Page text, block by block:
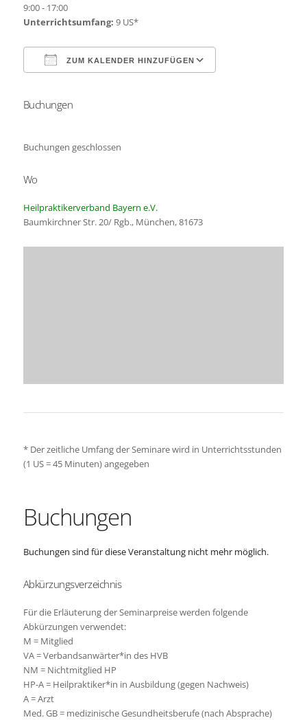
9:00 - 17:00
Unterrichtsumfang: 9 US*
ZUM KALENDER HINZUFÜGEN
ICS herunterladen
Buchungen
Buchungen geschlossen
Wo
Heilpraktikerverband Bayern e.V.
Baumkirchner Str. 20/ Rgb., München, 81673
* Der zeitliche Umfang der Seminare wird in Unterrichtsstunden
(1 US = 45 Minuten) angegeben
Buchungen
Buchungen sind für diese Veranstaltung nicht mehr möglich.
Abkürzungsverzeichnis
Für die Erläuterung der Seminarpreise werden folgende
Abkürzungen verwendet:
M = Mitglied
VA = Verbandsanwärter*in des HVB
NM = Nichtmitglied HP
HP-A = Heilpraktiker*in in Ausbildung (gegen Nachweis)
A = Arzt
Med. GB = medizinische Gesundheitsberufe (nach Absprache)